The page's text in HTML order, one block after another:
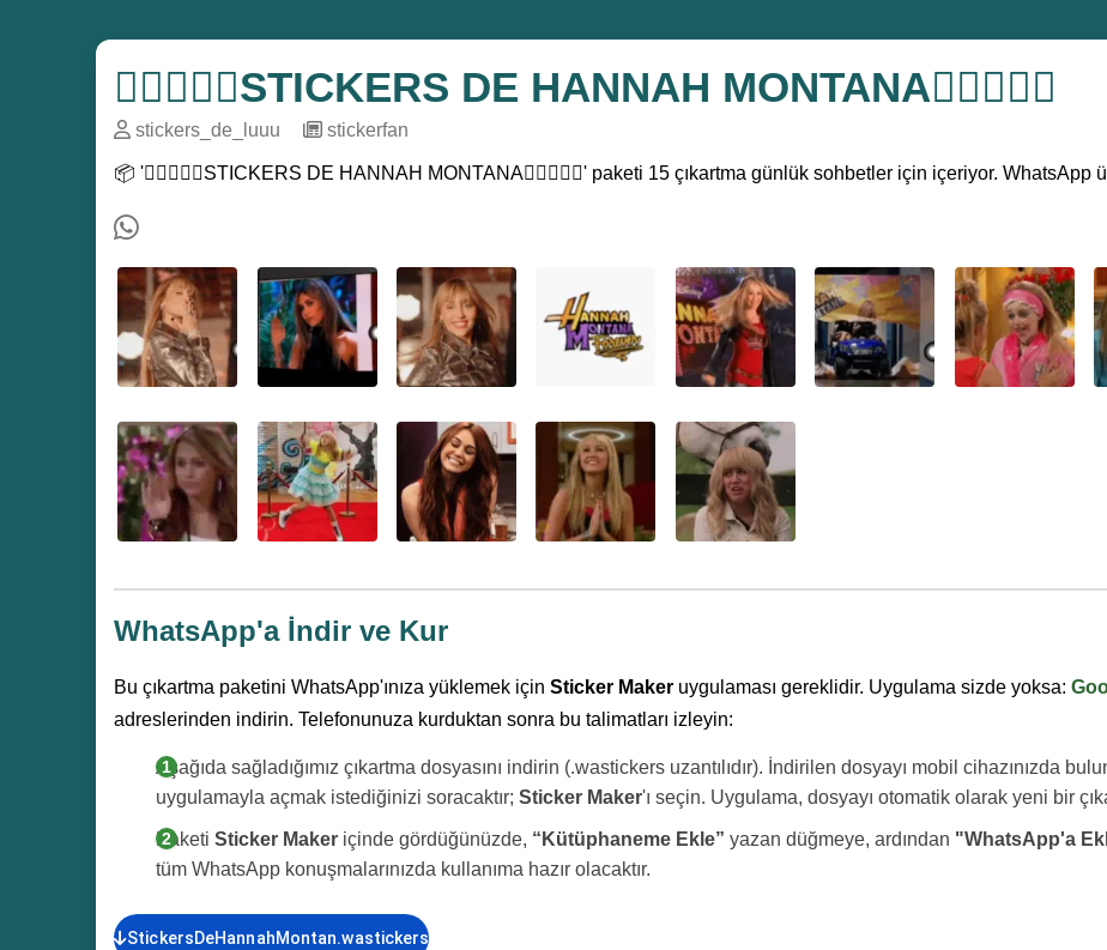
❤️‍🔥💁🏼‍♀️STICKERS DE HANNAH MONTANA💁🏻‍♀️❤️‍🔥
stickers_de_luuu stickerfan
📦 '❤️‍🔥💁🏼‍♀️STICKERS DE HANNAH MONTANA💁🏻‍♀️❤️‍🔥' paketi 15 çıkartma günlük sohbetler için içeriyor.
WhatsApp'a İndir ve Kur
Bu çıkartma paketini WhatsApp'ınıza yüklemek için Sticker Maker uygulaması gereklidir. Uygulama sizde yoksa:
adreslerinden indirin. Telefonunuza kurduktan sonra bu talimatları izleyin:
Aşağıda sağladığımız çıkartma dosyasını indirin (.wastickers uzantılıdır). İndirilen dosyayı mobil cihazınızda
uygulamayla açmak istediğinizi soracaktır; Sticker Maker'ı seçin. Uygulama, dosyayı otomatik olarak yeni bir
Paketi Sticker Maker içinde gördüğünüzde, “Kütüphaneme Ekle” yazan düğmeye, ardından "WhatsApp'a
tüm WhatsApp konuşmalarınızda kullanıma hazır olacaktır.
StickersDeHannahMontan.wastickers